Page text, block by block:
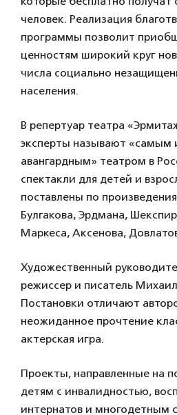
человек. Реализация
программы позволит
ценностям широкий круг
числа социально
населения.
В репертуар театра
эксперты называют «самым
авангардным» театром в
спектакли для детей и
поставлены по
Булгакова, Эрдмана,
Маркеса, Аксенова,
Художественный
режиссер и писатель
Постановки отличают
неожиданное прочтение
актерская игра.
Проекты, направленные на
детям с инвалидностью,
интернатов и многодетным